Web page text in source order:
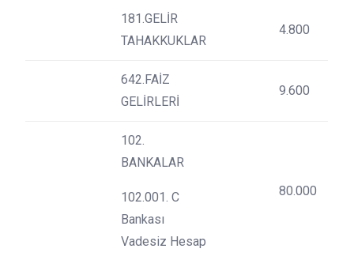
181.GELİR
TAHAKKUKLAR
4.800
642.FAİZ
GELİRLERİ
9.600
102.
BANKALAR
102.001. C
Bankası
Vadesiz Hesap
80.000